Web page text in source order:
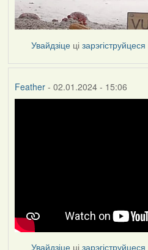
Увайдзіце цізарэгіструйцеся
Feather- 02.01.2024 - 15:06
Увайдзіце цізарэгіструйцеся